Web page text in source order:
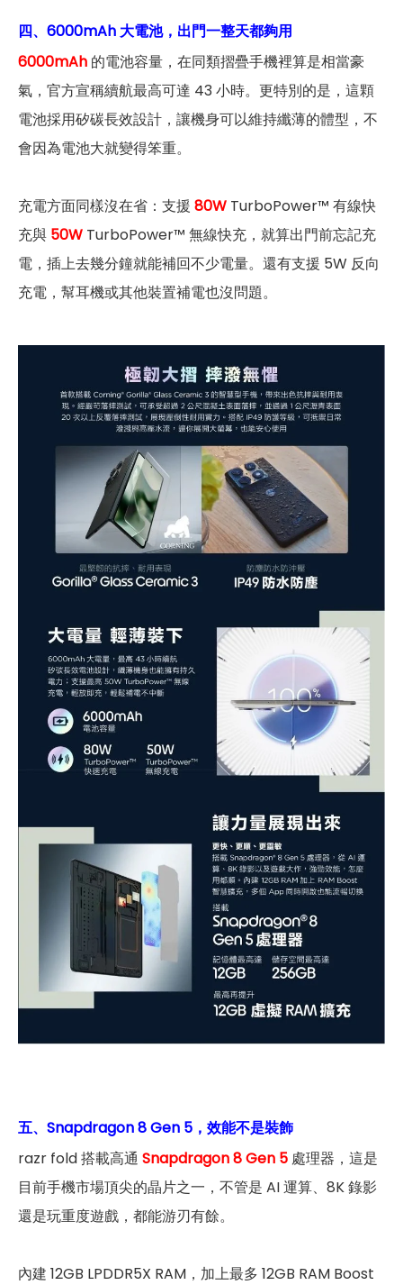
四、6000mAh 大電池，出門一整天都夠用
6000mAh 的電池容量，在同類摺疊手機裡算是相當豪
氣，官方宣稱續航最高可達 43 小時。更特別的是，這顆
電池採用矽碳長效設計，讓機身可以維持纖薄的體型，不
會因為電池大就變得笨重。
充電方面同樣沒在省：支援 80W TurboPower™ 有線快
充與 50W TurboPower™ 無線快充，就算出門前忘記充
電，插上去幾分鐘就能補回不少電量。還有支援 5W 反向
充電，幫耳機或其他裝置補電也沒問題。
五、Snapdragon 8 Gen 5，效能不是裝飾
razr fold 搭載高通 Snapdragon 8 Gen 5處理器，這是
目前手機市場頂尖的晶片之一，不管是 AI 運算、8K 錄影
還是玩重度遊戲，都能游刃有餘。
內建 12GB LPDDR5X RAM，加上最多 12GB RAM Boost